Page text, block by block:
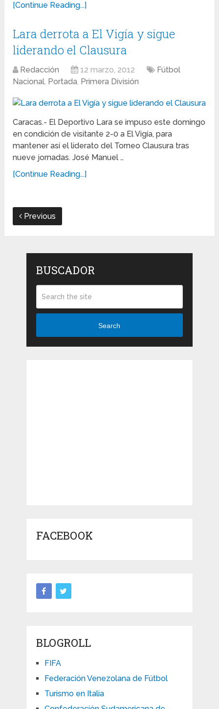
[Continue Reading...]
Lara derrota a El Vigía y sigue
liderando el Clausura
Redacción 12 marzo, 2012
Fútbol
Nacional, Portada, Primera División
Caracas.- El Deportivo Lara se impuso este domingo
en condición de visitante 2-0 a El Vigía, para
mantener así el liderato del Torneo Clausura tras
nueve jornadas. José Manuel …
[Continue Reading...]
Previous
BUSCADOR
Search
FACEBOOK
BLOGROLL
FIFA
Federación Venezolana de Fútbol
Turismo en Italia